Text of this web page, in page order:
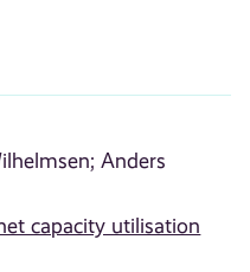
Anders
capacity utilisation